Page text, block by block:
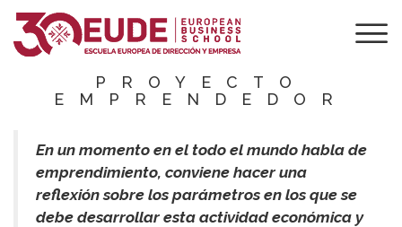
ENTRE LOCOS Y
AMIGOS: ASÍ SE
PROYECTO
EMPRENDEDOR
En un momento en el todo el mundo habla de
emprendimiento, conviene hacer una
reflexión sobre los parámetros en los que se
debe desarrollar esta actividad económica y